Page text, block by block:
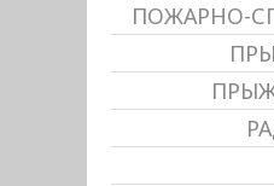
ПОЖАРНО-